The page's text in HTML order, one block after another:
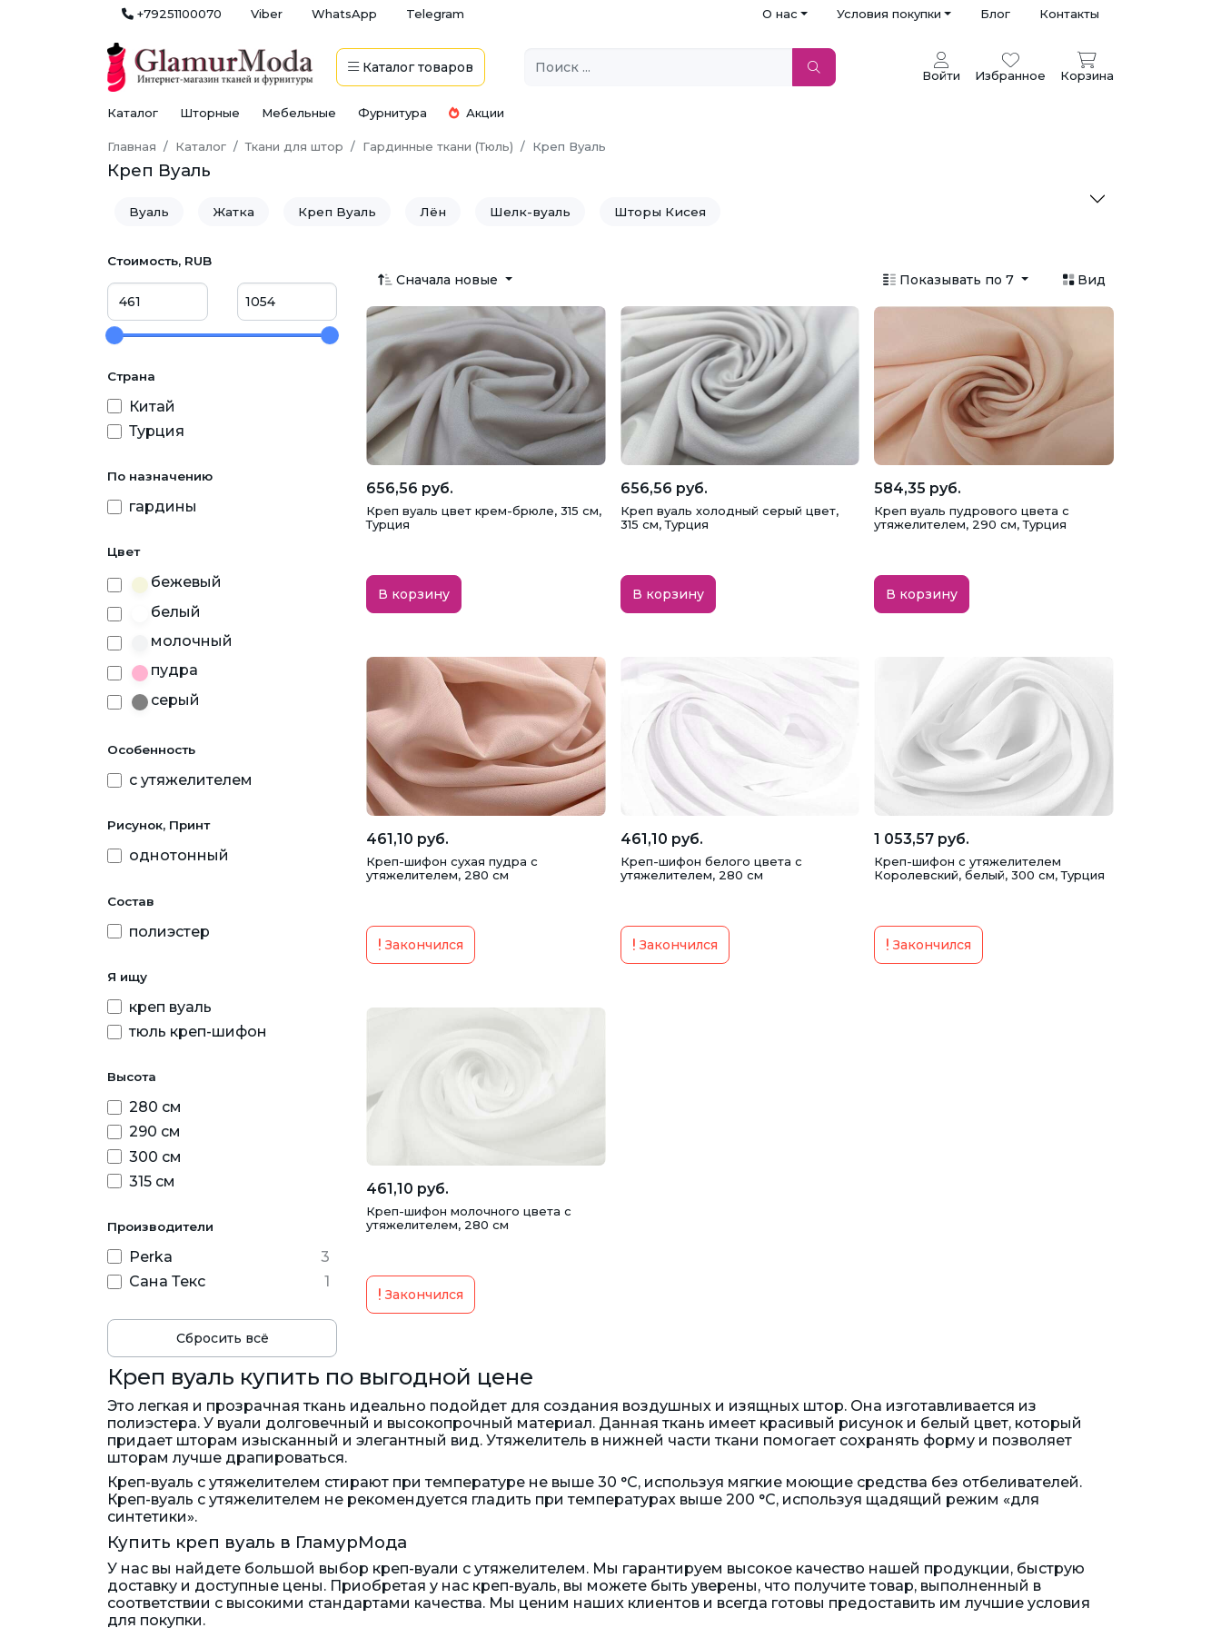
+79251100070 Viber WhatsApp Telegram О нас Условия покупки Блог Контакты
Каталог товаров Войти Избранное Корзина
Каталог Шторные Мебельные Фурнитура Акции
Главная Каталог Ткани для штор Гардинные ткани (Тюль) Креп Вуаль
Креп Вуаль
Вуаль Жатка Креп Вуаль Лён Шелк-вуаль Шторы Кисея
Стоимость, RUB
Страна
Китай
Турция
По назначению
гардины
Цвет
бежевый
белый
молочный
пудра
серый
Особенность
с утяжелителем
Рисунок, Принт
однотонный
Состав
полиэстер
Я ищу
креп вуаль
тюль креп-шифон
Высота
280 см
290 см
300 см
315 см
Производители
Perka
3
Сана Текс
1
Сбросить всё
Сначала новые Показывать по 7 Вид
656,56 руб.
Креп вуаль цвет крем-брюле, 315 см,
Турция
В корзину
656,56 руб.
Креп вуаль холодный серый цвет,
315 см, Турция
В корзину
584,35 руб.
Креп вуаль пудрового цвета с
утяжелителем, 290 см, Турция
В корзину
461,10 руб.
Креп-шифон сухая пудра с
утяжелителем, 280 см
Закончился
461,10 руб.
Креп-шифон белого цвета с
утяжелителем, 280 см
Закончился
1 053,57 руб.
Креп-шифон с утяжелителем
Королевский, белый, 300 см, Турция
Закончился
461,10 руб.
Креп-шифон молочного цвета с
утяжелителем, 280 см
Закончился
Креп вуаль купить по выгодной цене
Это легкая и прозрачная ткань идеально подойдет для создания воздушных и изящных штор. Она изготавливается из
полиэстера. У вуали долговечный и высокопрочный материал. Данная ткань имеет красивый рисунок и белый цвет, который
придает шторам изысканный и элегантный вид. Утяжелитель в нижней части ткани помогает сохранять форму и позволяет
шторам лучше драпироваться.
Креп-вуаль с утяжелителем стирают при температуре не выше 30 °C, используя мягкие моющие средства без отбеливателей.
Креп-вуаль с утяжелителем не рекомендуется гладить при температурах выше 200 °C, используя щадящий режим «для
синтетики».
Купить креп вуаль в ГламурМода
У нас вы найдете большой выбор креп-вуали с утяжелителем. Мы гарантируем высокое качество нашей продукции, быструю
доставку и доступные цены. Приобретая у нас креп-вуаль, вы можете быть уверены, что получите товар, выполненный в
соответствии с высокими стандартами качества. Мы ценим наших клиентов и всегда готовы предоставить им лучшие условия
для покупки.